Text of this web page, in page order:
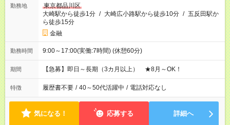
勤務地
東京都品川区
大崎駅から徒歩1分 / 大崎広小路駅から徒歩10分 / 五反田駅か
ら徒歩15分
金融
勤務時間 9:00～17:00(実働:7時間) (休憩60分)
期間 【急募】即日～長期（3カ月以上） ★8月～OK！
特徴 履歴書不要 / 40～50代活躍中 / 電話対応なし
気になる！ 応募する 詳細へ